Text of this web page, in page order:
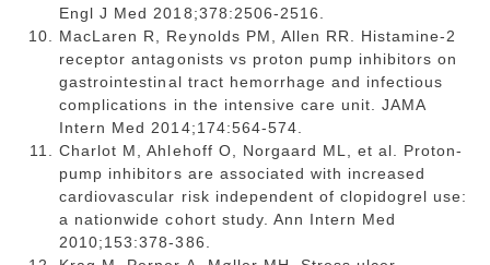
Engl J Med 2018;378:2506-2516.
MacLaren R, Reynolds PM, Allen RR. Histamine-2
receptor antagonists vs proton pump inhibitors on
gastrointestinal tract hemorrhage and infectious
complications in the intensive care unit. JAMA
Intern Med 2014;174:564-574.
Charlot M, Ahlehoff O, Norgaard ML, et al. Proton-
pump inhibitors are associated with increased
cardiovascular risk independent of clopidogrel use:
a nationwide cohort study. Ann Intern Med
2010;153:378-386.